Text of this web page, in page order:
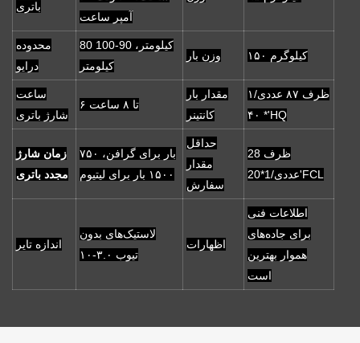
باتری
آمپر ساعت
محدوده
درایو
80 کیلومتر، 90-100
کیلومتر
وزن بار ۱۵۰ کیلوگرم
ساعت
شارژ باتری
۶ تا ۸ ساعت
مقدار بار
کانتینر
ظرف ۸۷ عددی/۱
* ۴۰'HQ
زمان شارژ
مجدد باتری
۷۵۰ بار برای گرافن،
۱۵۰۰ بار برای لیتیوم
حداقل
مقدار
سفارش
ظرف 28
عددی/1*20'FCL
اندازه تایر
لاستیک‌های بدون
تیوب ۳.۰-۱۰
اظهارات
اطلاعات فنی
برای جاده‌های
هموار بهترین
است